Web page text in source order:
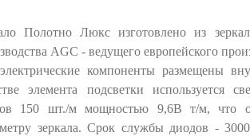
Полотно Люкс изготовлено из
AGC - ведущего европейского
компоненты размещены
элемента подсветки используется
150 шт./м мощностью 9,6В т/м, что
зеркала. Срок службы диодов -